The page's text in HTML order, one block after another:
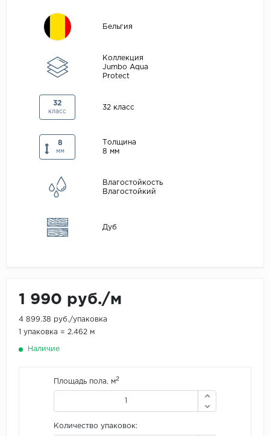
Бельгия
Коллекция
Jumbo Aqua
Protect
32
класс
32 класс
8
мм
Толщина
8 мм
Влагостойкость
Влагостойкий
Дуб
1 990 руб./м
4 899.38 руб./упаковка
1 упаковка = 2.462 м
Наличие
Площадь пола, м2
Количество упаковок: